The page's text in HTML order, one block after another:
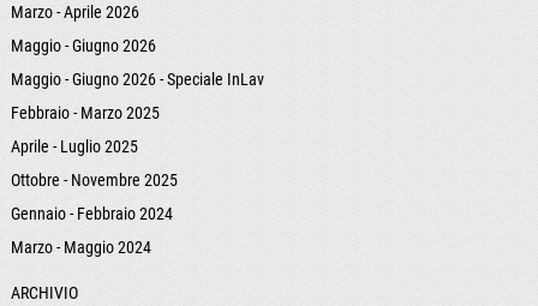
Marzo - Aprile 2026
Maggio - Giugno 2026
Maggio - Giugno 2026 - Speciale InLav
Febbraio - Marzo 2025
Aprile - Luglio 2025
Ottobre - Novembre 2025
Gennaio - Febbraio 2024
Marzo - Maggio 2024
ARCHIVIO